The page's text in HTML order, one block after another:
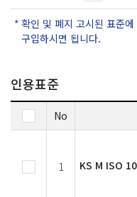
확인 및 폐지 고시된 표준
구입하시면 됩니다.
인용표준
No
1 KS M ISO